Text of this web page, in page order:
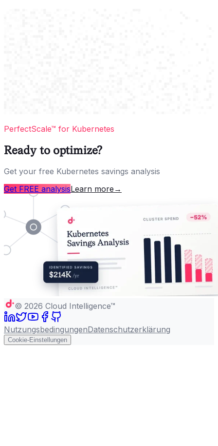
PerfectScale™ for Kubernetes
Ready to optimize?
Get your free Kubernetes savings analysis
Get FREE analysisLearn more →
© 2026 Cloud Intelligence™
NutzungsbedingungenDatenschutzerklärung
Cookie-Einstellungen